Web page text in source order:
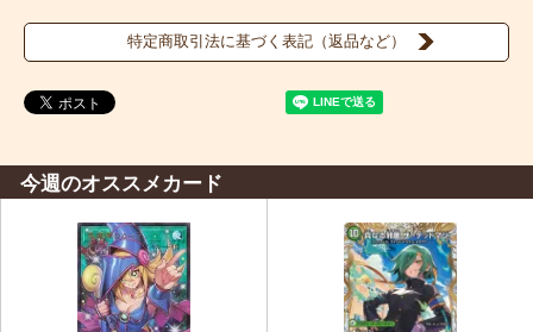
特定商取引法に基づく表記（返品など）
今週のオススメカード